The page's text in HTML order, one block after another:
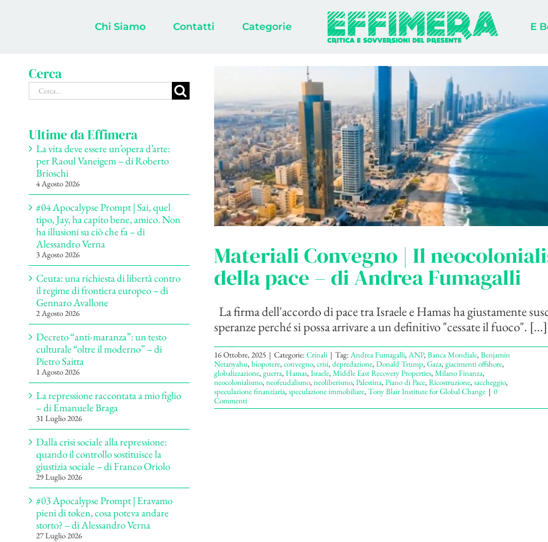
Chi Siamo Contatti Categorie E
Materiali Convegno | Il
della pace – di Andrea Fumagalli
La firma dell'accordo di pace tra Israele e Hamas ha giustamente
speranze perché si possa arrivare a un definitivo "cessate il fuoco". [...]
16 Ottobre, 2025 | Categorie:Crinali | Tag:Andrea Fumagalli,ANP,Banca Mondiale,Benjamin
Netanyahu,biopotere,convegno,crisi,depredazione,Donald Trump,Gaza,giacimenti offshore,
globalizzazione,guerra,Hamas,Israele,Middle East Recovery Properties,Milano Finanza,
neocolonialismo,neofeudalismo,neoliberismo,Palestina,Piano di Pace,Ricostruzione,saccheggio,
speculazione finanziaria,speculazione immobiliare,Tony Blair Institute for Global Change | 0
Commenti
Cerca
Cerca
per:
Ultime da Effimera
La vita deve essere un’opera d’arte:
per Raoul Vaneigem – di Roberto
Brioschi
4 Agosto 2026
#04 Apocalypse Prompt | Sai, quel
tipo, Jay, ha capito bene, amico. Non
ha illusioni su ciò che fa – di
Alessandro Verna
3 Agosto 2026
Ceuta: una richiesta di libertà contro
il regime di frontiera europeo – di
Gennaro Avallone
2 Agosto 2026
Decreto “anti-maranza”: un testo
culturale “oltre il moderno” – di
Pietro Saitta
1 Agosto 2026
La repressione raccontata a mio figlio
– di Emanuele Braga
31 Luglio 2026
Dalla crisi sociale alla repressione:
quando il controllo sostituisce la
giustizia sociale – di Franco Oriolo
29 Luglio 2026
#03 Apocalypse Prompt | Eravamo
pieni di token, cosa poteva andare
storto? – di Alessandro Verna
27 Luglio 2026